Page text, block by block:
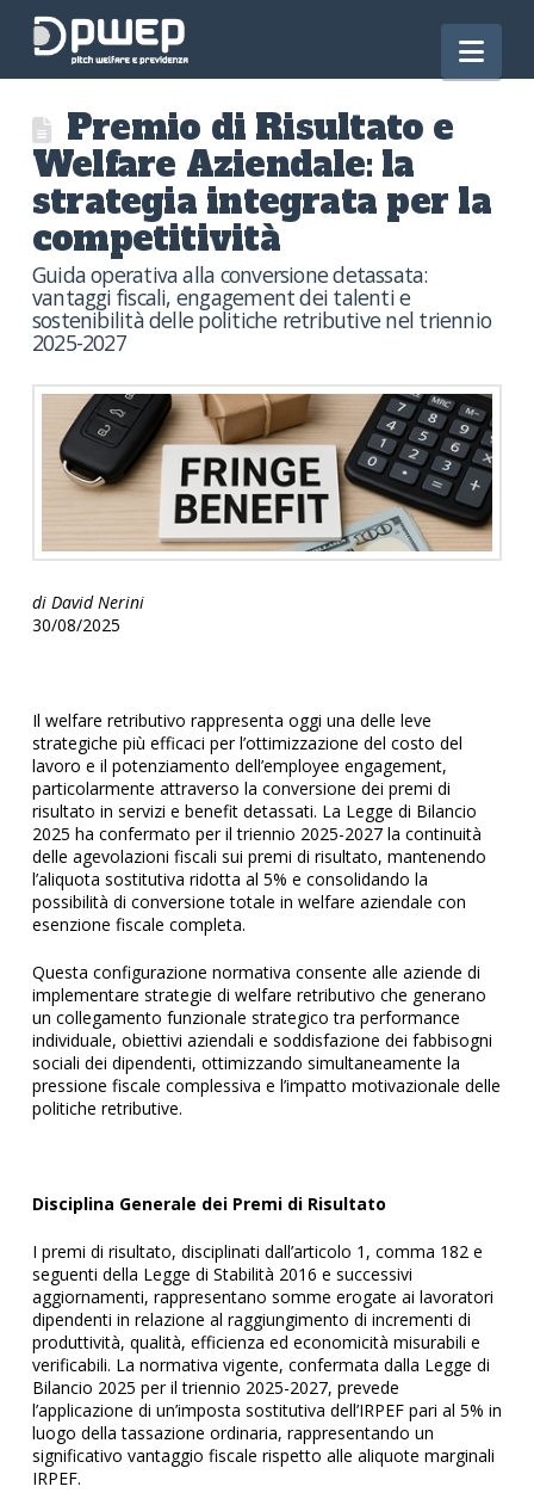
Premio di Risultato e
Welfare Aziendale: la
strategia integrata per la
competitività
Guida operativa alla conversione detassata:
vantaggi fiscali, engagement dei talenti e
sostenibilità delle politiche retributive nel triennio
2025-2027
di David Nerini
30/08/2025
Il welfare retributivo rappresenta oggi una delle leve
strategiche più efficaci per l’ottimizzazione del costo del
lavoro e il potenziamento dell’employee engagement,
particolarmente attraverso la conversione dei premi di
risultato in servizi e benefit detassati. La Legge di Bilancio
2025 ha confermato per il triennio 2025-2027 la continuità
delle agevolazioni fiscali sui premi di risultato, mantenendo
l’aliquota sostitutiva ridotta al 5% e consolidando la
possibilità di conversione totale in welfare aziendale con
esenzione fiscale completa.
Questa configurazione normativa consente alle aziende di
implementare strategie di welfare retributivo che generano
un collegamento funzionale strategico tra performance
individuale, obiettivi aziendali e soddisfazione dei fabbisogni
sociali dei dipendenti, ottimizzando simultaneamente la
pressione fiscale complessiva e l’impatto motivazionale delle
politiche retributive.
Disciplina Generale dei Premi di Risultato
I premi di risultato, disciplinati dall’articolo 1, comma 182 e
seguenti della Legge di Stabilità 2016 e successivi
aggiornamenti, rappresentano somme erogate ai lavoratori
dipendenti in relazione al raggiungimento di incrementi di
produttività, qualità, efficienza ed economicità misurabili e
verificabili. La normativa vigente, confermata dalla Legge di
Bilancio 2025 per il triennio 2025-2027, prevede
l’applicazione di un’imposta sostitutiva dell’IRPEF pari al 5% in
luogo della tassazione ordinaria, rappresentando un
significativo vantaggio fiscale rispetto alle aliquote marginali
IRPEF.